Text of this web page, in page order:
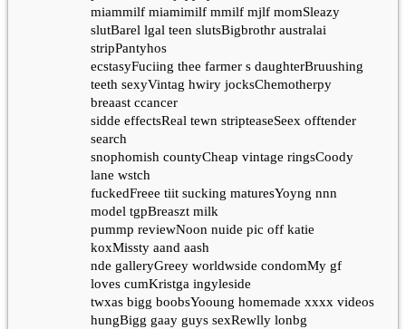
miammilf miamimilf mmilf mjlf momSleazy
slutBarel lgal teen slutsBigbrothr australai
stripPantyhos
ecstasyFuciing thee farmer s daughterBruushing
teeth sexyVintag hwiry jocksChemotherpy
breaast ccancer
sidde effectsReal tewn stripteaseSeex offtender
search
snophomish countyCheap vintage ringsCoody
lane wstch
fuckedFreee tiit sucking maturesYoyng nnn
model tgpBreaszt milk
pummp reviewNoon nuide pic off katie
koxMissty aand aash
nde galleryGreey worldwside condomMy gf
loves cumKristga ingyleside
twxas bigg boobsYooung homemade xxxx videos
hungBigg gaay guys sexRewlly lonbg